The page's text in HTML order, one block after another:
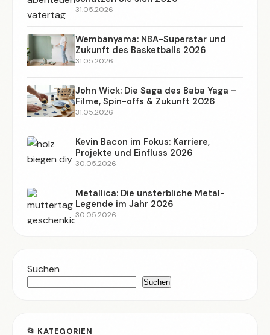
31.05.2026
Wembanyama: NBA-Superstar und
Zukunft des Basketballs 2026
31.05.2026
John Wick: Die Saga des Baba Yaga –
Filme, Spin-offs & Zukunft 2026
31.05.2026
Kevin Bacon im Fokus: Karriere,
Projekte und Einfluss 2026
30.05.2026
Metallica: Die unsterbliche Metal-
Legende im Jahr 2026
30.05.2026
Suchen
Suchen
📂 KATEGORIEN